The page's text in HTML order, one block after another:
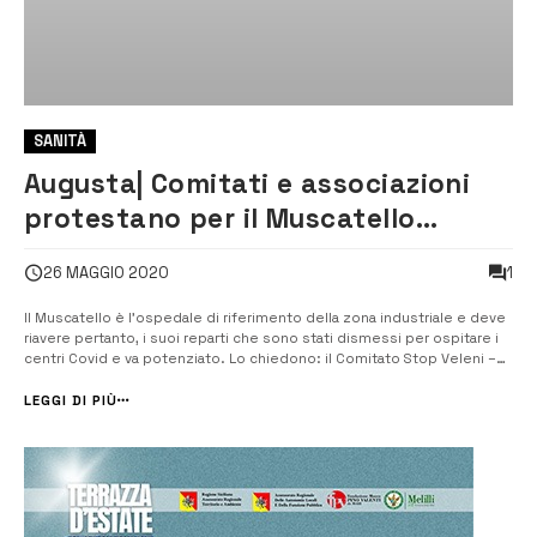
SANITÀ
Augusta| Comitati e associazioni
protestano per il Muscatello
26 MAGGIO 2020 1
Il Muscatello è l’ospedale di riferimento della zona industriale e deve
riavere pertanto, i suoi reparti che sono stati dismessi per ospitare i
centri Covid e va potenziato. Lo chiedono: il Comitato Stop Veleni –
Mdc, i quali rappresentanti, stamattina, hanno presi...
LEGGI DI PIÙ